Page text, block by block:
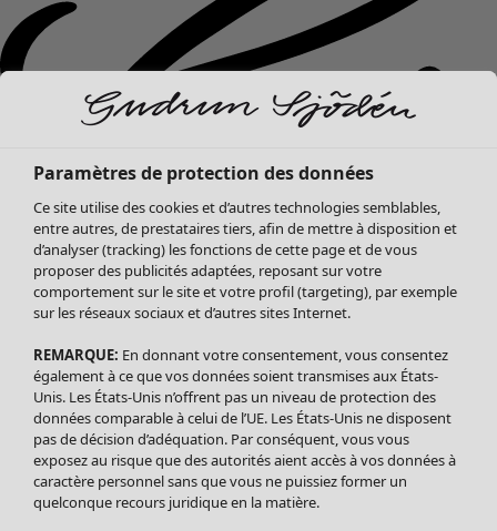
Nouveautés
Bonnes affairesOuvrir le menu Bonnes affaires
Paramètres de protection des données
Ce site utilise des cookies et d’autres technologies semblables,
entre autres, de prestataires tiers, afin de mettre à disposition et
d’analyser (tracking) les fonctions de cette page et de vous
proposer des publicités adaptées, reposant sur votre
comportement sur le site et votre profil (targeting), par exemple
sur les réseaux sociaux et d’autres sites Internet.
REMARQUE: En donnant votre consentement, vous consentez
également à ce que vos données soient transmises aux États-
Unis. Les États-Unis n’offrent pas un niveau de protection des
données comparable à celui de l’UE. Les États-Unis ne disposent
pas de décision d’adéquation. Par conséquent, vous vous
exposez au risque que des autorités aient accès à vos données à
caractère personnel sans que vous ne puissiez former un
quelconque recours juridique en la matière.